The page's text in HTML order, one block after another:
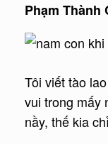
Phạm Thành
Tôi viết tào
vui trong mấy
nầy, thế kia